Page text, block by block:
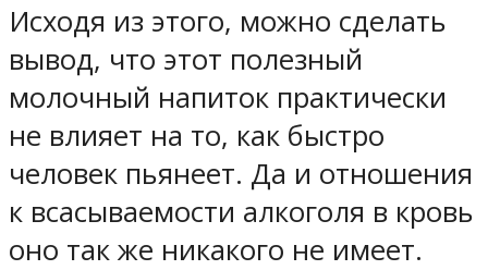
Исходя из этого, можно сделать
вывод, что этот полезный
молочный напиток практически
не влияет на то, как быстро
человек пьянеет. Да и отношения
к всасываемости алкоголя в кровь
оно так же никакого не имеет.